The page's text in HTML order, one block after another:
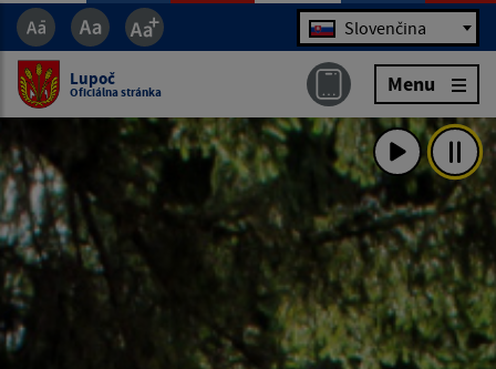
Jazyk Slovenčina
Lupoč
Oficiálna stránka Menu